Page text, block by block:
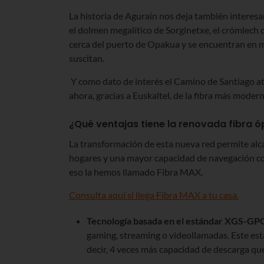
La historia de Agurain nos deja también
el dolmen megalítico de Sorginetxe, el
cerca del puerto de Opakua y se encuentran
suscitan.
Y como dato de interés el Camino de Santiago
ahora, gracias a Euskaltel, de la fibra más
¿Qué ventajas tiene la renovada fibra
La transformación de esta nueva red permite
hogares y una mayor capacidad de navegación
eso la hemos llamado Fibra MAX.
Consulta aquí si llega Fibra MAX a tu casa.
Tecnología basada en el estándar XGS-
gaming, streaming o videollamadas. Este
decir, 4 veces más capacidad de descarga